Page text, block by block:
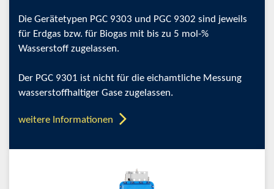
Die Gerätetypen PGC 9303 und PGC 9302 sind jeweils
für Erdgas bzw. für Biogas mit bis zu 5 mol-%
Wasserstoff zugelassen.
Der PGC 9301 ist nicht für die eichamtliche Messung
wasserstoffhaltiger Gase zugelassen.
weitere Informationen